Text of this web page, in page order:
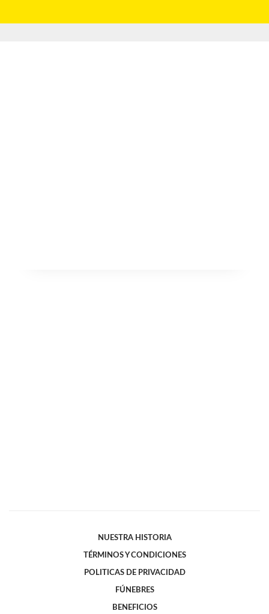
NUESTRA HISTORIA
TÉRMINOS Y CONDICIONES
POLITICAS DE PRIVACIDAD
FÚNEBRES
BENEFICIOS